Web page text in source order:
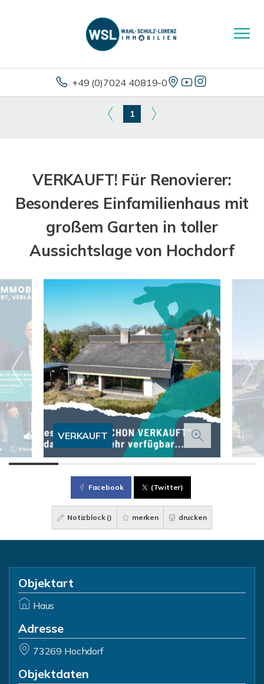
+49 (0)7024 40819-0
1
VERKAUFT! Für Renovierer:
Besonderes Einfamilienhaus mit
großem Garten in toller
Aussichtslage von Hochdorf
VERKAUFT
Facebook (Twitter)
Notizblock () merken drucken
Objektart
Haus
Adresse
73269 Hochdorf
Objektdaten